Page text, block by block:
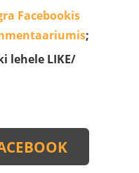
Facebookis
;
lehele LIKE/